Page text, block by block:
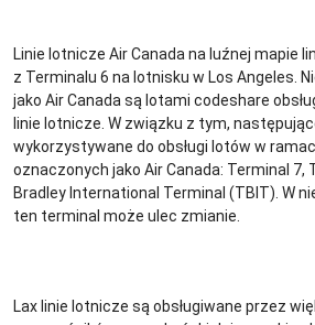
Linie lotnicze Air Canada na luźnej mapie
z Terminalu 6 na lotnisku w Los Angeles.
jako Air Canada są lotami codeshare
linie lotnicze. W związku z tym,
wykorzystywane do obsługi lotów w
oznaczonych jako Air Canada: Terminal 7,
Bradley International Terminal (TBIT). W
ten terminal może ulec zmianie.
Lax linie lotnicze są obsługiwane przez